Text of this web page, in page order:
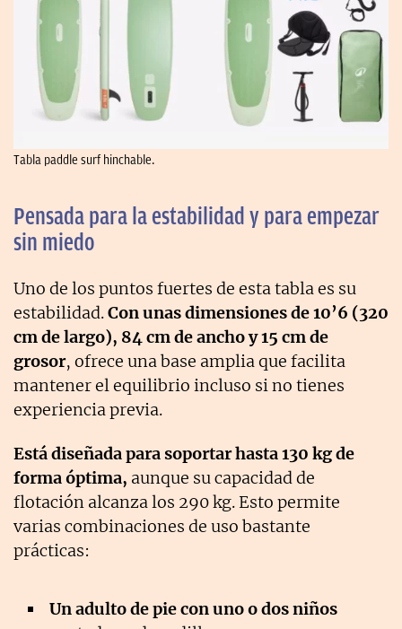
Tabla paddle surf hinchable.
Pensada para la estabilidad y para empezar
sin miedo
Uno de los puntos fuertes de esta tabla es su
estabilidad.Con unas dimensiones de 10’6 (320
cm de largo), 84 cm de ancho y 15 cm de
grosor, ofrece una base amplia que facilita
mantener el equilibrio incluso si no tienes
experiencia previa.
Está diseñada para soportar hasta 130 kg de
forma óptima, aunque su capacidad de
flotación alcanza los 290 kg. Esto permite
varias combinaciones de uso bastante
prácticas:
Un adulto de pie con uno o dos niños